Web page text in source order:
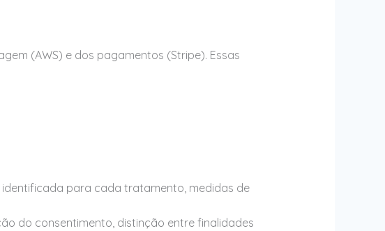
(AWS) e dos pagamentos (Stripe). Essas
para cada tratamento, medidas de
do consentimento, distinção entre finalidades